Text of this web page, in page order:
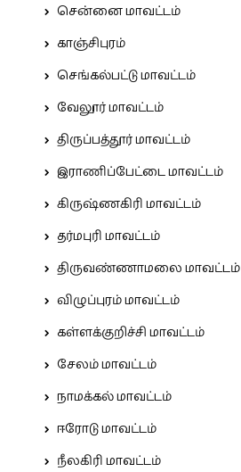
சென்னை மாவட்டம்
காஞ்சிபுரம்
செங்கல்பட்டு மாவட்டம்
வேலூர் மாவட்டம்
திருப்பத்தூர் மாவட்டம்
இராணிப்பேட்டை மாவட்டம்
கிருஷ்ணகிரி மாவட்டம்
தர்மபுரி மாவட்டம்
திருவண்ணாமலை மாவட்டம்
விழுப்புரம் மாவட்டம்
கள்ளக்குறிச்சி மாவட்டம்
சேலம் மாவட்டம்
நாமக்கல் மாவட்டம்
ஈரோடு மாவட்டம்
நீலகிரி மாவட்டம்